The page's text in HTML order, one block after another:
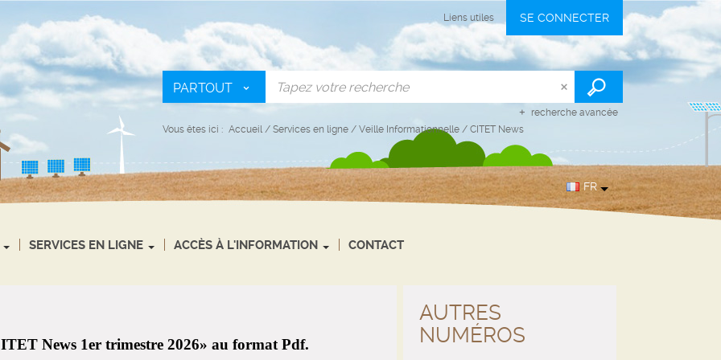
Liens utiles SE CONNECTER
PARTOUT
recherche avancée
Vous êtes ici : Accueil / Services en ligne / Veille Informationnelle / CITET News
FR
SERVICES EN LIGNE ACCÈS À L'INFORMATION CONTACT
AUTRES
NUMÉROS